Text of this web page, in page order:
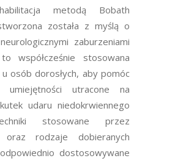
metodą Bobath
została z myślą o
zaburzeniami
współcześnie stosowana
osób dorosłych, aby pomóc
umiejętności utracone na
udaru niedokrwiennego
stosowane przez
oraz rodzaje dobieranych
dostosowywane